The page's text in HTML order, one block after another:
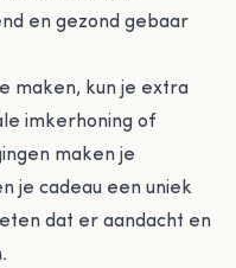
en gezond gebaar
maken, kun je extra
imkerhoning of
maken je
je cadeau een uniek
dat er aandacht en